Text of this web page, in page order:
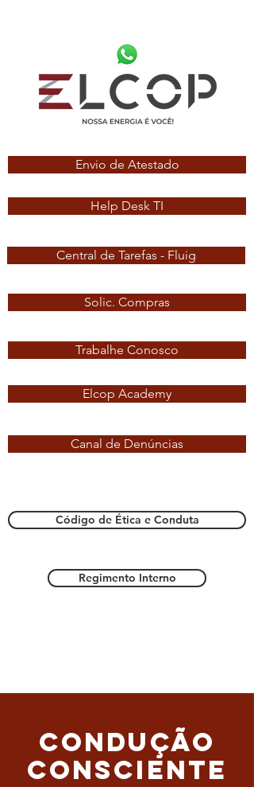
Help Desk TI
Central de Tarefas - Fluig
Elcop Academy
Solic. Compras
Trabalhe Conosco
Canal de Denúncias
Envio de Atestado
Código de Ética e Conduta
Regimento Interno
Condução
Consciente